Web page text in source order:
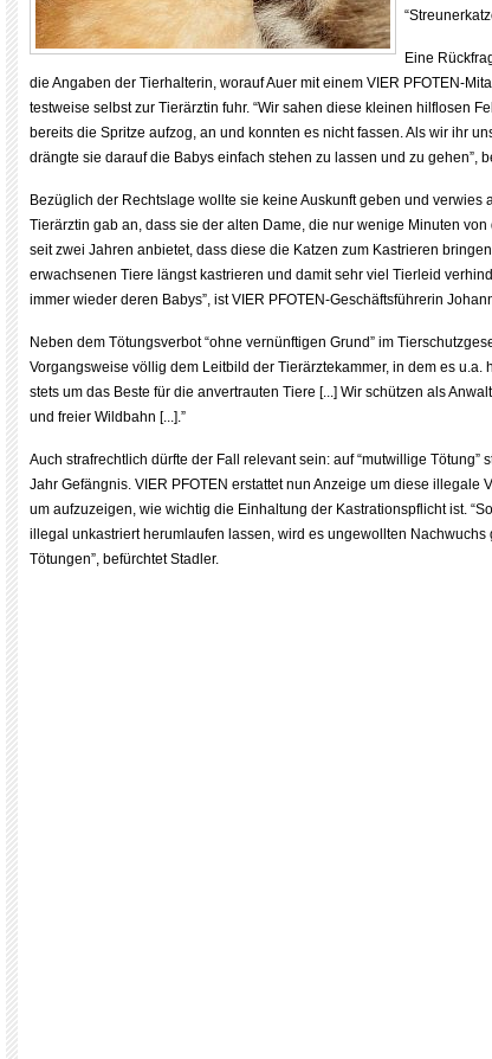
Eine
die Angaben der Tierhalterin, worauf Auer mit einem VIER PFOTEN-
testweise selbst zur Tierärztin fuhr. “Wir sahen diese kleinen hilflosen
bereits die Spritze aufzog, an und konnten es nicht fassen. Als wir ihr
drängte sie darauf die Babys einfach stehen zu lassen und zu gehen”,
Bezüglich der Rechtslage wollte sie keine Auskunft geben und verwies
Tierärztin gab an, dass sie der alten Dame, die nur wenige Minuten
seit zwei Jahren anbietet, dass diese die Katzen zum Kastrieren
erwachsenen Tiere längst kastrieren und damit sehr viel Tierleid
immer wieder deren Babys”, ist VIER PFOTEN-Geschäftsführerin
Neben dem Tötungsverbot “ohne vernünftigen Grund” im
Vorgangsweise völlig dem Leitbild der Tierärztekammer, in dem es u.a.
stets um das Beste für die anvertrauten Tiere [...] Wir schützen als
und freier Wildbahn [...].”
Auch strafrechtlich dürfte der Fall relevant sein: auf “mutwillige Tötung”
Jahr Gefängnis. VIER PFOTEN erstattet nun Anzeige um diese illegale
um aufzuzeigen, wie wichtig die Einhaltung der Kastrationspflicht ist.
illegal unkastriert herumlaufen lassen, wird es ungewollten
Tötungen”, befürchtet Stadler.